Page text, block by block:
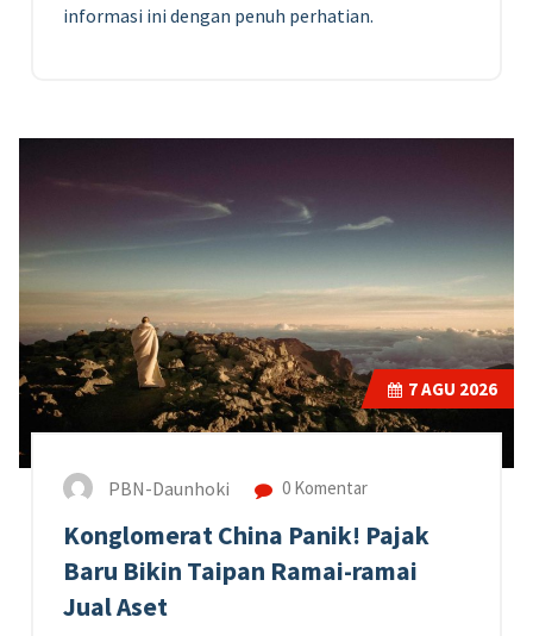
informasi ini dengan penuh perhatian.
7AGU 2026
PBN-Daunhoki 0 Komentar
Konglomerat China Panik! Pajak
Baru Bikin Taipan Ramai-ramai
Jual Aset